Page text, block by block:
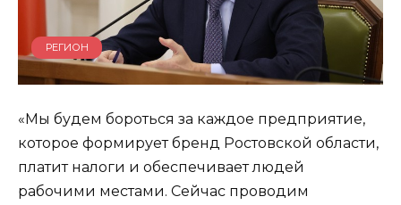
РЕГИОН
«Мы будем бороться за каждое предприятие,
которое формирует бренд Ростовской области,
платит налоги и обеспечивает людей
рабочими местами. Сейчас проводим